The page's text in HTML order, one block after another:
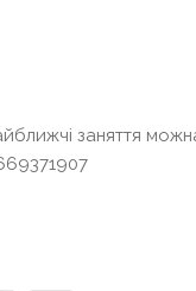
заняття